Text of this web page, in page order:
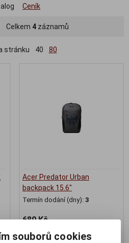
Ceník
Celkem 4 záznamů
stránku 40 80
Acer Predator Urban
backpack 15.6"
Termín dodání (dny): 3
689 Kč
souborů cookies